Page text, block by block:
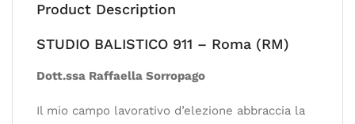
Product Description
STUDIO BALISTICO 911 – Roma (RM)
Dott.ssa Raffaella Sorropago
Il mio campo lavorativo d’elezione abbraccia la